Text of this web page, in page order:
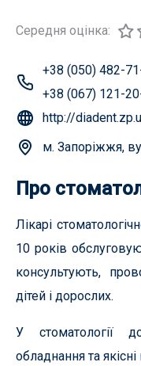
Середня оцінка:
+38 (050) 482-
+38 (067) 121-
http://
м. Запоріжжя,
Про
Лікарі
10 років
консультують,
дітей і дорослих.
У стоматології
обладнання та якісні